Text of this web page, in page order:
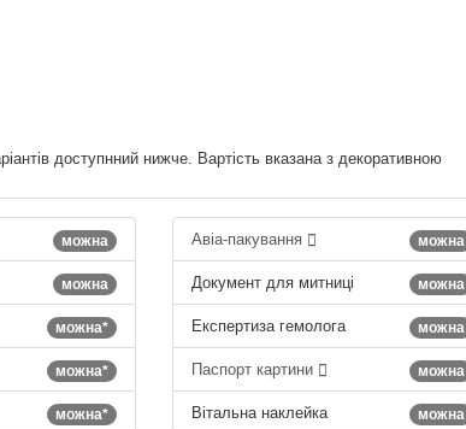
доступнний нижче. Вартість вказана з декоративною
можна
можна
можна*
можна*
можна*
можна
Авіа-пакування
можна
Документ для митниці
можна
Експертиза гемолога
можна
Паспорт картини
можна
Вітальна наклейка